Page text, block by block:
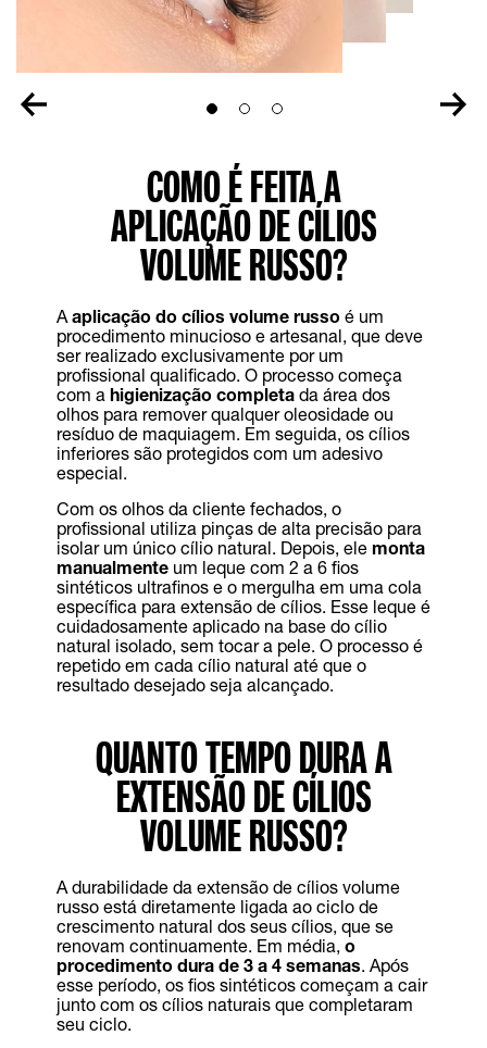
Slide 1Slide 2Slide 3
COMO É FEITA A
APLICAÇÃO DE CÍLIOS
VOLUME RUSSO?
A aplicação do cílios volume russoé um
procedimento minucioso e artesanal, que deve
ser realizado exclusivamente por um
profissional qualificado. O processo começa
com a higienização completada área dos
olhos para remover qualquer oleosidade ou
resíduo de maquiagem. Em seguida, os cílios
inferiores são protegidos com um adesivo
especial.
Com os olhos da cliente fechados, o
profissional utiliza pinças de alta precisão para
isolar um único cílio natural. Depois, ele monta
manualmenteum leque com 2 a 6 fios
sintéticos ultrafinos e o mergulha em uma cola
específica para extensão de cílios. Esse leque é
cuidadosamente aplicado na base do cílio
natural isolado, sem tocar a pele. O processo é
repetido em cada cílio natural até que o
resultado desejado seja alcançado.
QUANTO TEMPO DURA A
EXTENSÃO DE CÍLIOS
VOLUME RUSSO?
A durabilidade da extensão de cílios volume
russo está diretamente ligada ao ciclo de
crescimento natural dos seus cílios, que se
renovam continuamente. Em média, o
procedimento dura de 3 a 4 semanas. Após
esse período, os fios sintéticos começam a cair
junto com os cílios naturais que completaram
seu ciclo.